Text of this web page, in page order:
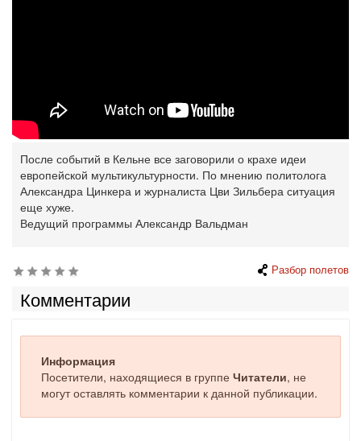
После событий в Кельне все заговорили о крахе идеи
европейской мультикультурности. По мнению политолога
Александра Цинкера и журналиста Цви Зильбера ситуация
еще хуже.
Ведущий программы Александр Вальдман
Разбор полетов
Комментарии
Информация
Посетители, находящиеся в группе Читатели, не
могут оставлять комментарии к данной публикации.